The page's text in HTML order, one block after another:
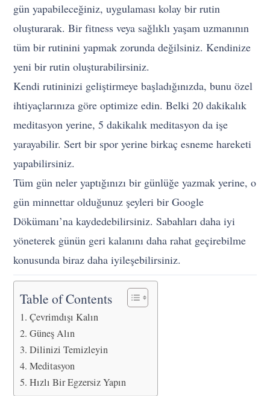
gün yapabileceğiniz, uygulaması kolay bir rutin
oluşturarak. Bir fitness veya sağlıklı yaşam uzmanının
tüm bir rutinini yapmak zorunda değilsiniz. Kendinize
yeni bir rutin oluşturabilirsiniz.
Kendi rutininizi geliştirmeye başladığınızda, bunu özel
ihtiyaçlarınıza göre optimize edin. Belki 20 dakikalık
meditasyon yerine, 5 dakikalık meditasyon da işe
yarayabilir. Sert bir spor yerine birkaç esneme hareketi
yapabilirsiniz.
Tüm gün neler yaptığınızı bir günlüğe yazmak yerine, o
gün minnettar olduğunuz şeyleri bir Google
Dökümanı’na kaydedebilirsiniz. Sabahları daha iyi
yöneterek günün geri kalanını daha rahat geçirebilme
konusunda biraz daha iyileşebilirsiniz.
Table of Contents
Çevrimdışı Kalın
Güneş Alın
Dilinizi Temizleyin
Meditasyon
Hızlı Bir Egzersiz Yapın